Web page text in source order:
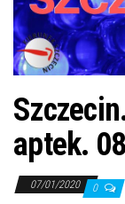
aptek.
07/01/2020 0